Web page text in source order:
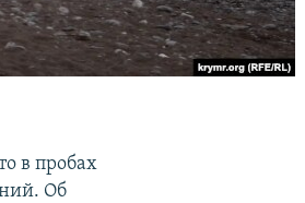
в пробах
Об